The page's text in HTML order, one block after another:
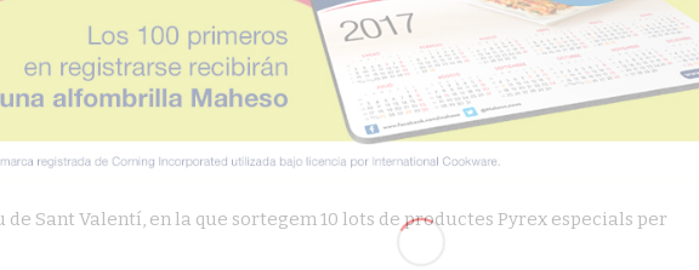
Sant Valentí, en la que sortegem 10 lots de productes Pyrex especials per